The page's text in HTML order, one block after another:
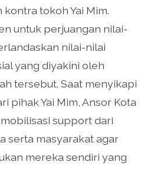
tokoh Yai Mim.
untuk perjuangan nilai-
nilai-nilai
yang diyakini oleh
tersebut. Saat menyikapi
pihak Yai Mim, Ansor Kota
support dari
serta masyarakat agar
mereka sendiri yang